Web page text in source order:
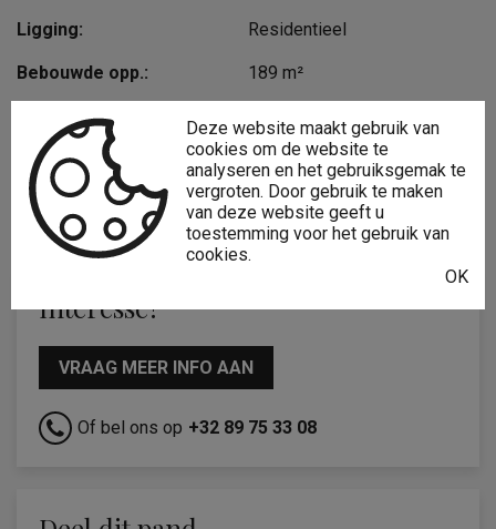
Ligging: Residentieel
Bebouwde opp.: 189 m²
Type constructie: Traditioneel
Bouwjaar: 1980
Algemene staat: Normaal
Interesse?
VRAAG MEER INFO AAN
Of bel ons op +32 89 75 33 08
Deze website maakt gebruik van
cookies om de website te
analyseren en het gebruiksgemak te
vergroten. Door gebruik te maken
van deze website geeft u
toestemming voor het gebruik van
cookies.
OK